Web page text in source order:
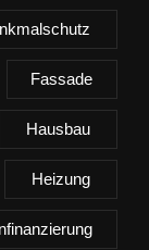
Fassade
Hausbau
Heizung